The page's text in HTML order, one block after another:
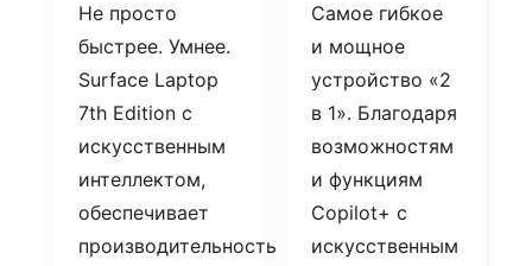
Не просто
быстрее. Умнее.
Surface Laptop
7th Edition с
искусственным
интеллектом,
обеспечивает
производительность
Самое гибкое
и мощное
устройство «2
в 1». Благодаря
возможностям
и функциям
Copilot+ с
искусственным